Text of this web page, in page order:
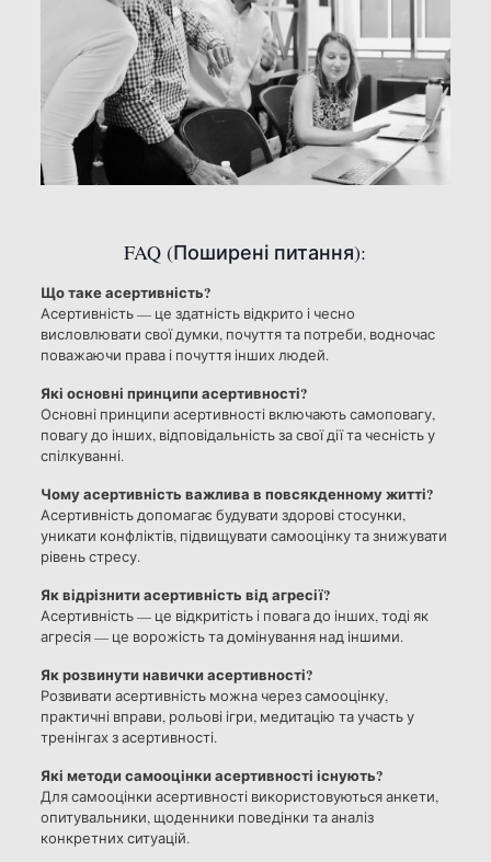
FAQ (Поширені питання):
Що таке асертивність?
Асертивність — це здатність відкрито і чесно
висловлювати свої думки, почуття та потреби, водночас
поважаючи права і почуття інших людей.
Які основні принципи асертивності?
Основні принципи асертивності включають самоповагу,
повагу до інших, відповідальність за свої дії та чесність у
спілкуванні.
Чому асертивність важлива в повсякденному житті?
Асертивність допомагає будувати здорові стосунки,
уникати конфліктів, підвищувати самооцінку та знижувати
рівень стресу.
Як відрізнити асертивність від агресії?
Асертивність — це відкритість і повага до інших, тоді як
агресія — це ворожість та домінування над іншими.
Як розвинути навички асертивності?
Розвивати асертивність можна через самооцінку,
практичні вправи, рольові ігри, медитацію та участь у
тренінгах з асертивності.
Які методи самооцінки асертивності існують?
Для самооцінки асертивності використовуються анкети,
опитувальники, щоденники поведінки та аналіз
конкретних ситуацій.